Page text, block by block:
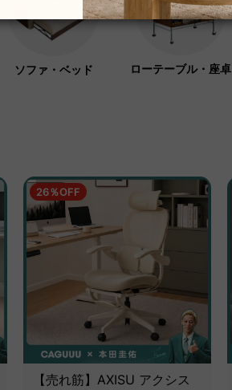
ソファ・ベッド ローテーブル・座卓
26％OFF
【売れ筋】AXISU アクシス